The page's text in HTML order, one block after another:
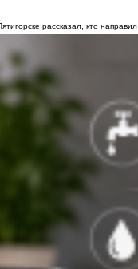
рассказал, кто направил